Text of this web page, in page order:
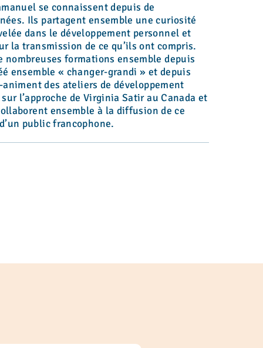
se connaissent depuis de
Ils partagent ensemble une curiosité
dans le développement personnel et
la transmission de ce qu’ils ont compris.
nombreuses formations ensemble depuis
ensemble « changer-grandi » et depuis
des ateliers de développement
l’approche de Virginia Satir au Canada et
ensemble à la diffusion de ce
public francophone.